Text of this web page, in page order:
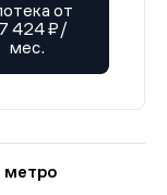
от
424 ₽/
мес.
метро